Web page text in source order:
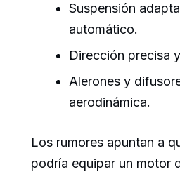
Suspensión
automático.
Dirección precisa
Alerones y
aerodinámica.
Los rumores apuntan a
podría equipar un motor